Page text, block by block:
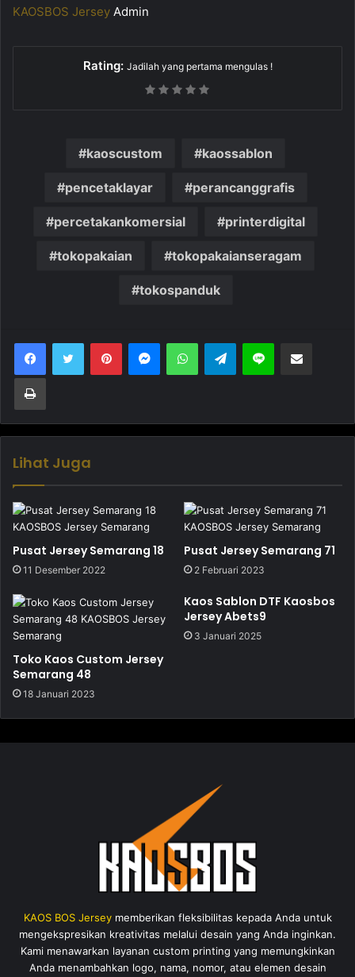
KAOSBOS Jersey Admin
Rating: Jadilah yang pertama mengulas !
kaoscustom kaossablon
pencetaklayar perancanggrafis
percetakankomersial printerdigital
tokopakaian tokopakaianseragam
tokospanduk
Telegram
Lihat Juga
Pusat Jersey Semarang 18
11 Desember 2022
Pusat Jersey Semarang 71
2 Februari 2023
Toko Kaos Custom Jersey
Semarang 48
18 Januari 2023
Kaos Sablon DTF Kaosbos
Jersey Abets9
3 Januari 2025
KAOS BOS Jerseymemberikan fleksibilitas kepada Anda untuk
mengekspresikan kreativitas melalui desain yang Anda inginkan.
Kami menawarkan layanan custom printing yang memungkinkan
Anda menambahkan logo, nama, nomor, atau elemen desain